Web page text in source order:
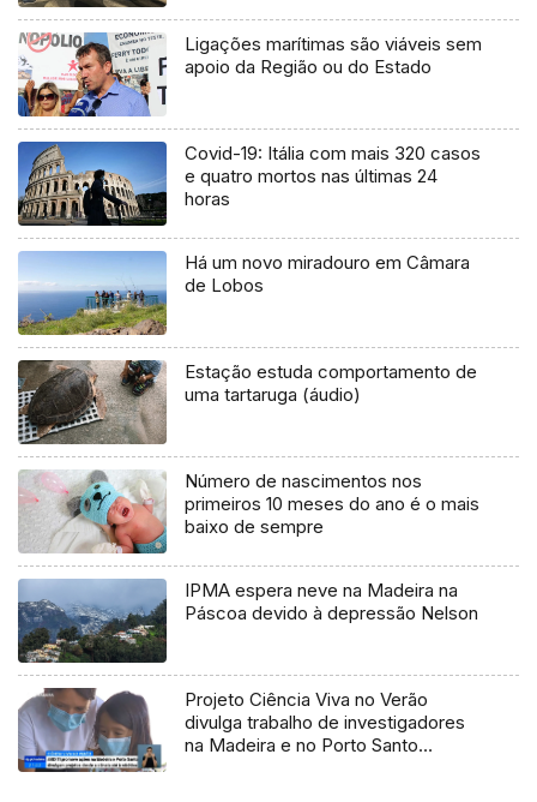
Ligações marítimas são viáveis sem
apoio da Região ou do Estado
Covid-19: Itália com mais 320 casos
e quatro mortos nas últimas 24
horas
Há um novo miradouro em Câmara
de Lobos
Estação estuda comportamento de
uma tartaruga (áudio)
Número de nascimentos nos
primeiros 10 meses do ano é o mais
baixo de sempre
IPMA espera neve na Madeira na
Páscoa devido à depressão Nelson
Projeto Ciência Viva no Verão
divulga trabalho de investigadores
na Madeira e no Porto Santo